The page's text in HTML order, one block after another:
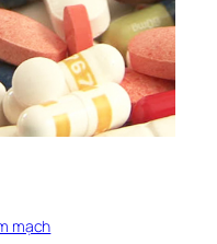
mạch